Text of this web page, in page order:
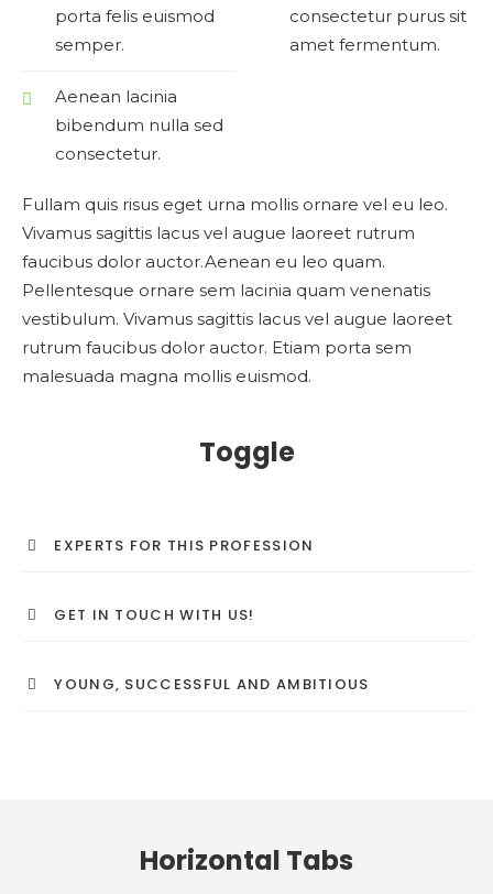
porta felis euismod
semper.
consectetur purus sit
amet fermentum.
Aenean lacinia
bibendum nulla sed
consectetur.
Fullam quis risus eget urna mollis ornare vel eu leo.
Vivamus sagittis lacus vel augue laoreet rutrum
faucibus dolor auctor.Aenean eu leo quam.
Pellentesque ornare sem lacinia quam venenatis
vestibulum. Vivamus sagittis lacus vel augue laoreet
rutrum faucibus dolor auctor. Etiam porta sem
malesuada magna mollis euismod.
Toggle
EXPERTS FOR THIS PROFESSION
GET IN TOUCH WITH US!
YOUNG, SUCCESSFUL AND AMBITIOUS
Horizontal Tabs